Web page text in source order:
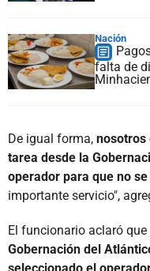
Nación
falta de
De igual forma, nosotros
tarea desde la
operador para que no
importante servicio",
El funcionario aclaró que
Gobernación del
seleccionado el